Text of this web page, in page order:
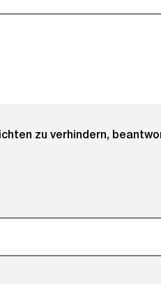
zu verhindern,